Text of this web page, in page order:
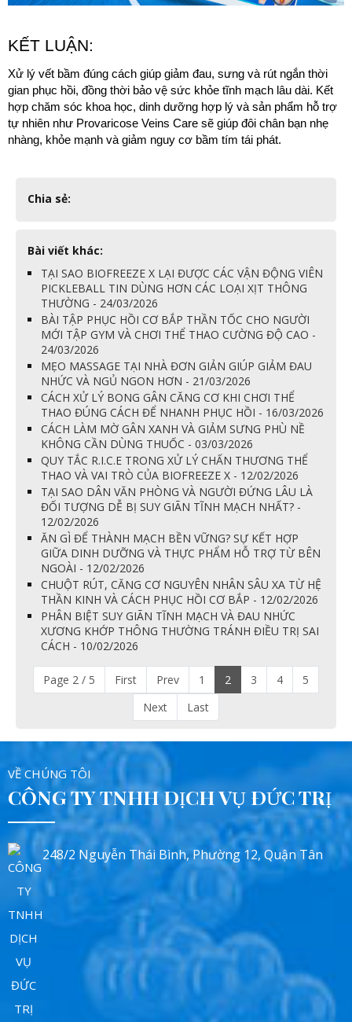
KẾT LUẬN:
Xử lý vết bầm đúng cách giúp giảm đau, sưng và rút ngắn thời
gian phục hồi, đồng thời bảo vệ sức khỏe tĩnh mạch lâu dài. Kết
hợp chăm sóc khoa học, dinh dưỡng hợp lý và sản phẩm hỗ trợ
tự nhiên như Provaricose Veins Care sẽ giúp đôi chân bạn nhẹ
nhàng, khỏe mạnh và giảm nguy cơ bầm tím tái phát.
Chia sẻ:
Bài viết khác:
TẠI SAO BIOFREEZE X LẠI ĐƯỢC CÁC VẬN ĐỘNG VIÊN
PICKLEBALL TIN DÙNG HƠN CÁC LOẠI XỊT THÔNG
THƯỜNG - 24/03/2026
BÀI TẬP PHỤC HỒI CƠ BẮP THẦN TỐC CHO NGƯỜI
MỚI TẬP GYM VÀ CHƠI THỂ THAO CƯỜNG ĐỘ CAO -
24/03/2026
MẸO MASSAGE TẠI NHÀ ĐƠN GIẢN GIÚP GIẢM ĐAU
NHỨC VÀ NGỦ NGON HƠN - 21/03/2026
CÁCH XỬ LÝ BONG GÂN CĂNG CƠ KHI CHƠI THỂ
THAO ĐÚNG CÁCH ĐỂ NHANH PHỤC HỒI - 16/03/2026
CÁCH LÀM MỜ GÂN XANH VÀ GIẢM SƯNG PHÙ NỀ
KHÔNG CẦN DÙNG THUỐC - 03/03/2026
QUY TẮC R.I.C.E TRONG XỬ LÝ CHẤN THƯƠNG THỂ
THAO VÀ VAI TRÒ CỦA BIOFREEZE X - 12/02/2026
TẠI SAO DÂN VĂN PHÒNG VÀ NGƯỜI ĐỨNG LÂU LÀ
ĐỐI TƯỢNG DỄ BỊ SUY GIÃN TĨNH MẠCH NHẤT? -
12/02/2026
ĂN GÌ ĐỂ THÀNH MẠCH BỀN VỮNG? SỰ KẾT HỢP
GIỮA DINH DƯỠNG VÀ THỰC PHẨM HỖ TRỢ TỪ BÊN
NGOÀI - 12/02/2026
CHUỘT RÚT, CĂNG CƠ NGUYÊN NHÂN SÂU XA TỪ HỆ
THẦN KINH VÀ CÁCH PHỤC HỒI CƠ BẮP - 12/02/2026
PHÂN BIỆT SUY GIÃN TĨNH MẠCH VÀ ĐAU NHỨC
XƯƠNG KHỚP THÔNG THƯỜNG TRÁNH ĐIỀU TRỊ SAI
CÁCH - 10/02/2026
Page 2 / 5 First Prev 1 2 3 4
5
Next
Last
VỀ CHÚNG TÔI
CÔNG TY TNHH DỊCH VỤ ĐỨC TRỊ
248/2 Nguyễn Thái Bình, Phường 12, Quận Tân